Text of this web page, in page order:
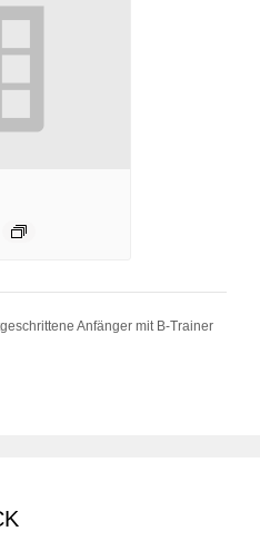
Anfänger mit B-Trainer